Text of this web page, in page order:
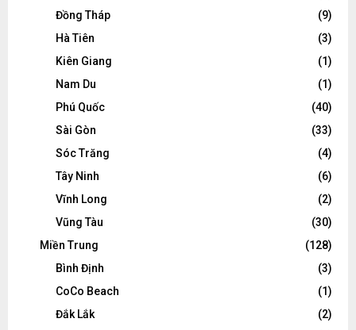
Đồng Tháp
(9)
Hà Tiên
(3)
Kiên Giang
(1)
Nam Du
(1)
Phú Quốc
(40)
Sài Gòn
(33)
Sóc Trăng
(4)
Tây Ninh
(6)
Vĩnh Long
(2)
Vũng Tàu
(30)
Miền Trung
(128)
Bình Định
(3)
CoCo Beach
(1)
Đắk Lắk
(2)